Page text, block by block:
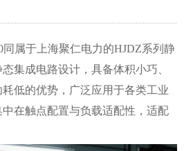
同属于上海聚仁电力的HJDZ系列静
集成电路设计，具备体积小巧、
低的优势，广泛应用于各类工业
在触点配置与负载适配性，适配